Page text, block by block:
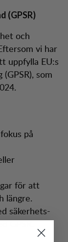
(GPSR)
och
vi har
uppfylla EU:s
som
på
för att
längre.
säkerhets-
GPSR.